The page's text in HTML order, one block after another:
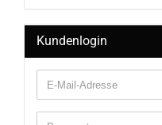
Kundenlogin